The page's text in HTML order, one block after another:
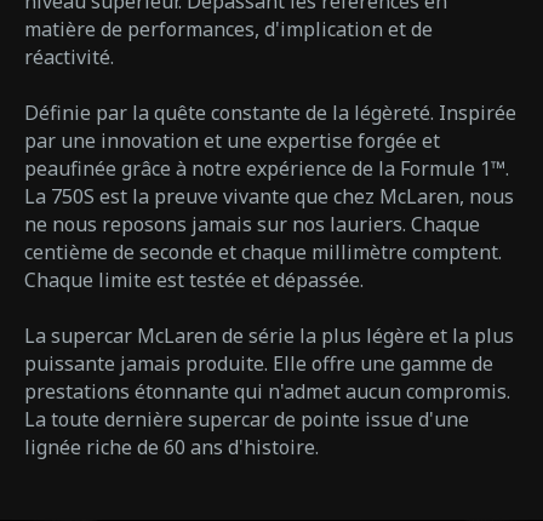
matière de performances, d'implication et de
réactivité.
Définie par la quête constante de la légèreté. Inspirée
par une innovation et une expertise forgée et
peaufinée grâce à notre expérience de la Formule 1™.
La 750S est la preuve vivante que chez McLaren, nous
ne nous reposons jamais sur nos lauriers. Chaque
centième de seconde et chaque millimètre comptent.
Chaque limite est testée et dépassée.
La supercar McLaren de série la plus légère et la plus
puissante jamais produite. Elle offre une gamme de
prestations étonnante qui n'admet aucun compromis.
La toute dernière supercar de pointe issue d'une
lignée riche de 60 ans d'histoire.